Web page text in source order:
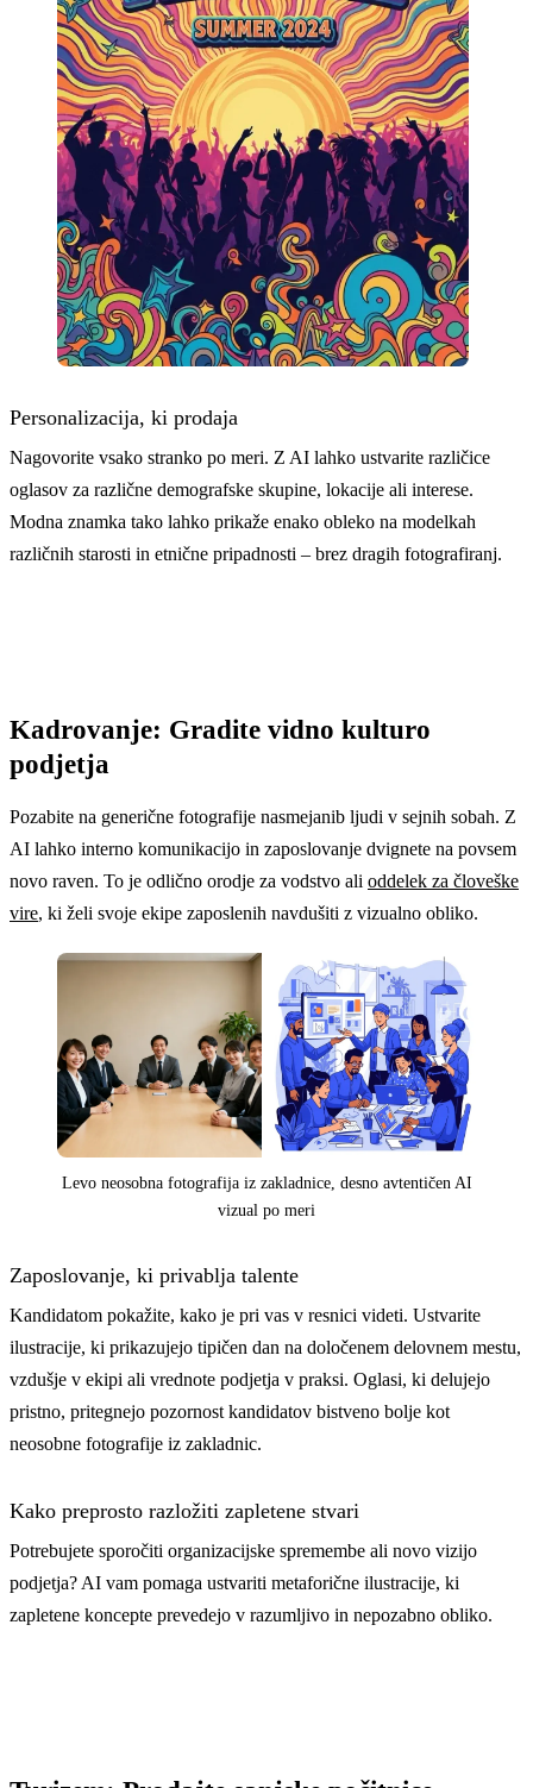
Personalizacija, ki prodaja
Nagovorite vsako stranko po meri. Z AI lahko ustvarite različice
oglasov za različne demografske skupine, lokacije ali interese.
Modna znamka tako lahko prikaže enako obleko na modelkah
različnih starosti in etnične pripadnosti – brez dragih fotografiranj.
Kadrovanje: Gradite vidno kulturo
podjetja
Pozabite na generične fotografije nasmejanib ljudi v sejnih sobah. Z
AI lahko interno komunikacijo in zaposlovanje dvignete na povsem
novo raven. To je odlično orodje za vodstvo ali oddelek za človeške
vire, ki želi svoje ekipe zaposlenih navdušiti z vizualno obliko.
Levo neosobna fotografija iz zakladnice, desno avtentičen AI
vizual po meri
Zaposlovanje, ki privablja talente
Kandidatom pokažite, kako je pri vas v resnici videti. Ustvarite
ilustracije, ki prikazujejo tipičen dan na določenem delovnem mestu,
vzdušje v ekipi ali vrednote podjetja v praksi. Oglasi, ki delujejo
pristno, pritegnejo pozornost kandidatov bistveno bolje kot
neosobne fotografije iz zakladnic.
Kako preprosto razložiti zapletene stvari
Potrebujete sporočiti organizacijske spremembe ali novo vizijo
podjetja? AI vam pomaga ustvariti metaforične ilustracije, ki
zapletene koncepte prevedejo v razumljivo in nepozabno obliko.